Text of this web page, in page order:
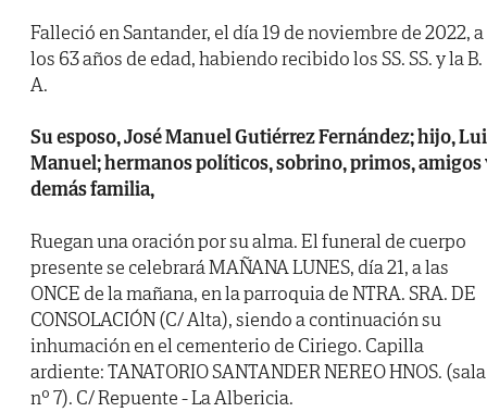
Falleció en Santander, el día 19 de noviembre de 2022, a
los 63 años de edad, habiendo recibido los SS. SS. y la B.
A.
Su esposo, José Manuel Gutiérrez Fernández; hijo,
Manuel; hermanos políticos, sobrino, primos, amigos
demás familia,
Ruegan una oración por su alma. El funeral de cuerpo
presente se celebrará MAÑANA LUNES, día 21, a las
ONCE de la mañana, en la parroquia de NTRA. SRA. DE
CONSOLACIÓN (C/ Alta), siendo a continuación su
inhumación en el cementerio de Ciriego. Capilla
ardiente: TANATORIO SANTANDER NEREO HNOS. (sala
nº 7). C/ Repuente - La Albericia.